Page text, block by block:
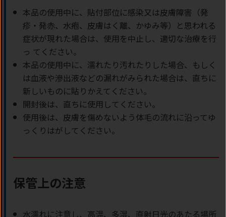
本品の使用中に、貼付部位に感染又は皮膚障害（発
疹・発赤、水疱、皮膚はく離、かゆみ等）と思われる
症状が現れた場合は、使用を中止し、適切な治療を行
っ てください。
本品の使用中に、濡れたり汚れたりした場合、もしく
は血液や滲出液などの漏れがみられた場合は、直ちに
新しいものに貼りかえてください。
開封後は、直ちに使用してください。
使用後は、皮膚を傷めないよう体毛の流れに沿ってゆ
っくりはがしてください。
保管上の注意
水濡れに注意し、高温、多湿、直射日光のあたる場所